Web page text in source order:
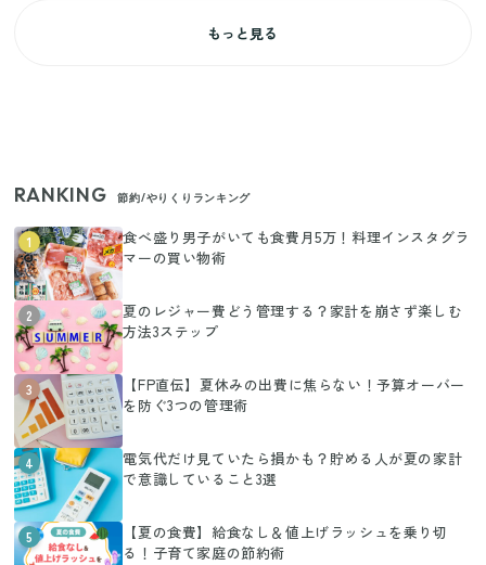
もっと見る
RANKING 節約/やりくりランキング
1
食べ盛り男子がいても食費月5万！料理インスタグラ
マーの買い物術
2
夏のレジャー費どう管理する？家計を崩さず楽しむ
方法3ステップ
3
【FP直伝】夏休みの出費に焦らない！予算オーバー
を防ぐ3つの管理術
4
電気代だけ見ていたら損かも？貯める人が夏の家計
で意識していること3選
5
【夏の食費】給食なし＆値上げラッシュを乗り切
る！子育て家庭の節約術